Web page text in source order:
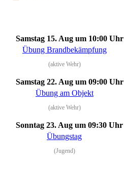
Samstag 15. Aug um 10:00 Uhr
Übung Brandbekämpfung
(aktive Wehr)
Samstag 22. Aug um 09:00 Uhr
Übung am Objekt
(aktive Wehr)
Sonntag 23. Aug um 09:30 Uhr
Übungstag
(Jugend)